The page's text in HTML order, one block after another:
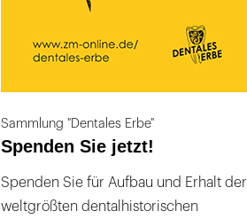
Sammlung "Dentales Erbe"
Spenden Sie jetzt!
Spenden Sie für Aufbau und Erhalt der
weltgrößten dentalhistorischen